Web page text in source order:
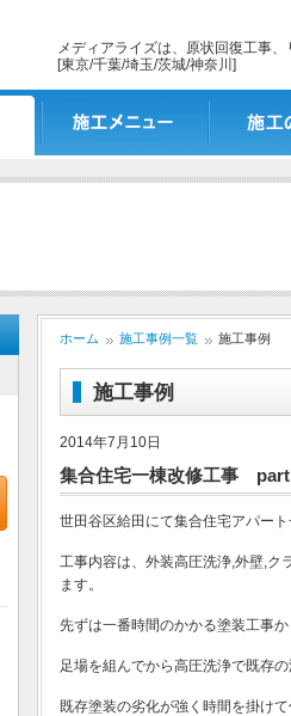
メディアライズは、原状回復工事
[東京/千葉/埼玉/茨城/神奈川]
ホーム 施工事例一覧 施工事例
施工事例
2014年7月10日
集合住宅一棟改修工事 part
世田谷区給田にて集合住宅アパー
工事内容は、外装高圧洗浄,外壁,ク
ます。
先ずは一番時間のかかる塗装工事か
足場を組んでから高圧洗浄で既存
既存塗装の劣化が強く時間を掛け